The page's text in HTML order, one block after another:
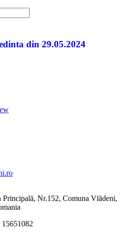
din 29.05.2024
Principală, Nr.152, Comuna Vlădeni,